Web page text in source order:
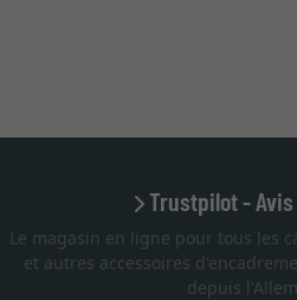
Trustpilot -
Le magasin en ligne pour tous les
et autres accessoires
depuis